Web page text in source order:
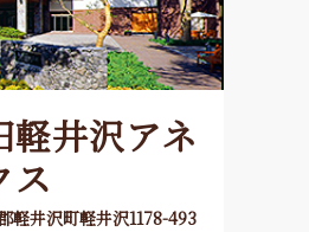
軽井沢アネ
ス
軽井沢町軽井沢1178-493